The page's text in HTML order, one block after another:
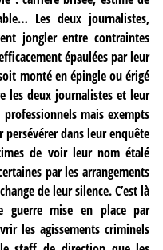
Les deux journalistes,
jongler entre contraintes
épaulées par leur
monté en épingle ou érigé
les deux journalistes et leur
mais exempts
dans leur enquête
de voir leur nom étalé
par les arrangements
de leur silence. C’est là
guerre mise en place par
les agissements criminels